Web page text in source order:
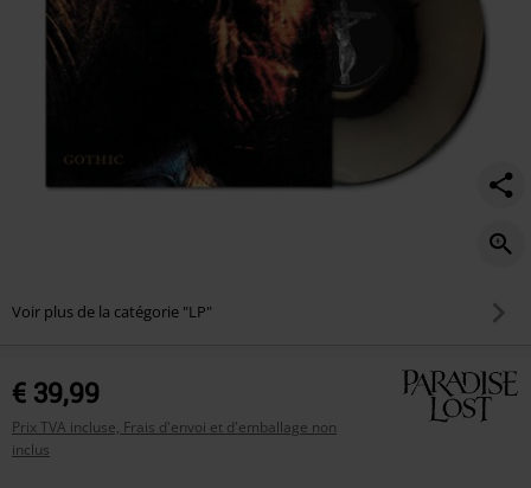
Voir plus de la catégorie "LP"
€ 39,99
Prix TVA incluse, Frais d'envoi et d'emballage non
inclus